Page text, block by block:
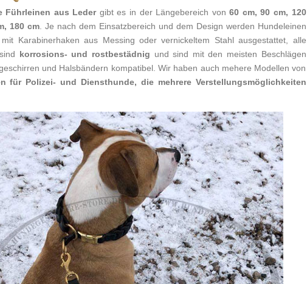
Führleinen aus Ledergibt es in der Längebereich von60 cm, 90 cm, 120
180 cm. Je nach dem Einsatzbereich und dem Design werden Hundeleinen
Karabinerhaken aus Messing oder vernickeltem Stahl ausgestattet, alle
korrosions- und rostbestädnig und sind mit den meisten Beschlägen
und Halsbändern kompatibel. Wir haben auch mehere Modellen von
für Polizei- und Diensthunde, die mehrere Verstellungsmöglichkeiten